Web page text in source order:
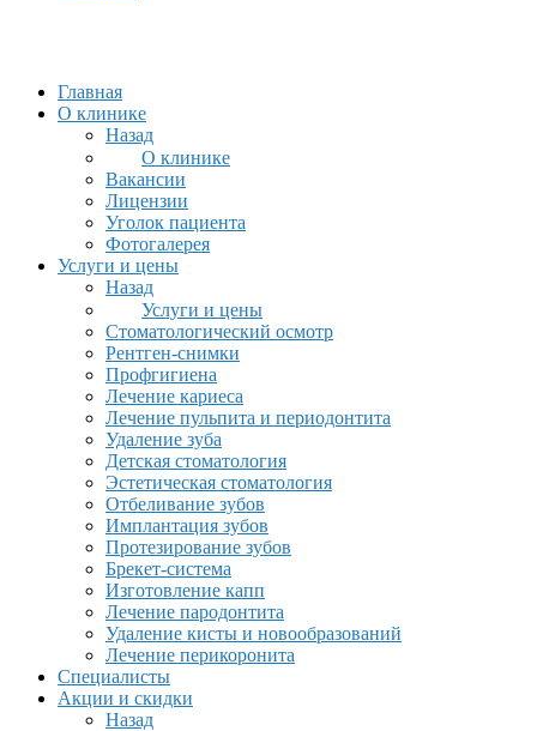
Главная
О клинике
Назад
О клинике
Вакансии
Лицензии
Уголок пациента
Фотогалерея
Услуги и цены
Назад
Услуги и цены
Стоматологический осмотр
Рентген-снимки
Профгигиена
Лечение кариеса
Лечение пульпита и периодонтита
Удаление зуба
Детская стоматология
Эстетическая стоматология
Отбеливание зубов
Имплантация зубов
Протезирование зубов
Брекет-система
Изготовление капп
Лечение пародонтита
Удаление кисты и новообразований
Лечение перикоронита
Специалисты
Акции и скидки
Назад